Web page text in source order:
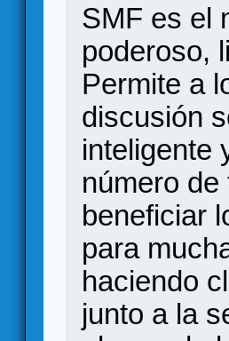
SMF es el
poderoso,
Permite a
discusión
inteligente
número
beneficiar
para
haciendo
junto a la